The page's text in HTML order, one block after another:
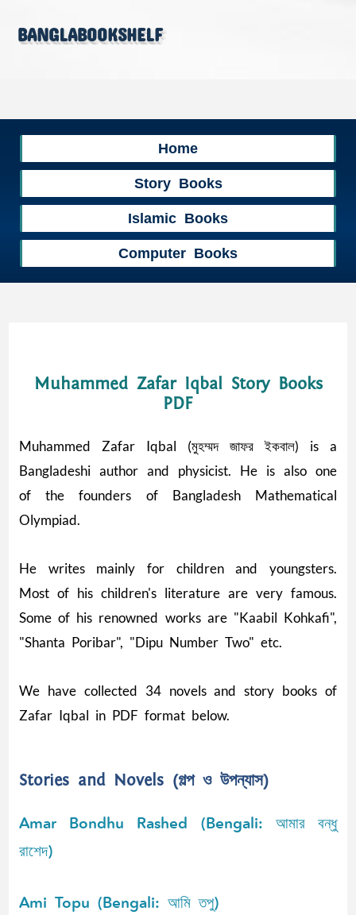
banglabookshelf
Home
Story Books
Islamic Books
Computer Books
Muhammed Zafar Iqbal Story Books
PDF
Muhammed Zafar Iqbal (মুহম্মদ জাফর ইকবাল) is a
Bangladeshi author and physicist. He is also one
of the founders of Bangladesh Mathematical
Olympiad.
He writes mainly for children and youngsters.
Most of his children's literature are very famous.
Some of his renowned works are "Kaabil Kohkafi",
"Shanta Poribar", "Dipu Number Two" etc.
We have collected 34 novels and story books of
Zafar Iqbal in PDF format below.
Stories and Novels (গল্প ও উপন্যাস)
Amar Bondhu Rashed (Bengali: আমার বন্ধু
রাশেদ)
Ami Topu (Bengali: আমি তপু)